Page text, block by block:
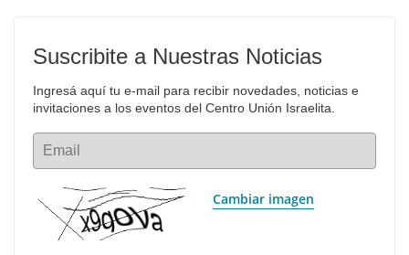
Suscribite a Nuestras Noticias
Ingresá aquí tu e-mail para recibir novedades, noticias e
invitaciones a los eventos del Centro Unión Israelita.
Email
Cambiar imagen